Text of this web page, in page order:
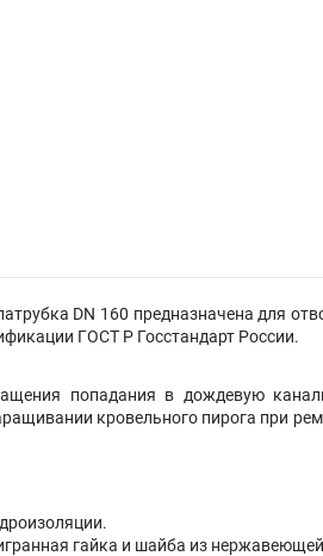
DN 160 предназначена для
ГОСТ Р Госстандарт России.
попадания в дождевую
кровельного пирога при
гайка и шайба из